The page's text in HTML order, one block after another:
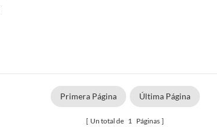
Primera Página Última Página
Un total de 1 Páginas